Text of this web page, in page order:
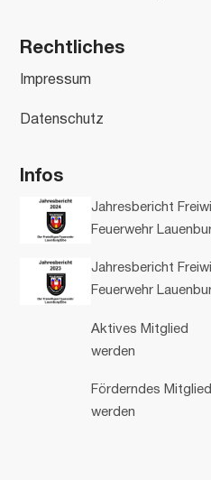
Rechtliches
Impressum
Datenschutz
Infos
Jahresbericht
Feuerwehr
Jahresbericht
Feuerwehr
Aktives Mitglied
werden
Förderndes Mitglied
werden